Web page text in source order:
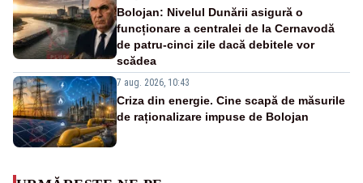
Bolojan: Nivelul Dunării asigură o
funcționare a centralei de la Cernavodă
de patru-cinci zile dacă debitele vor
scădea
7 aug. 2026, 10:43
Criza din energie. Cine scapă de măsurile
de raționalizare impuse de Bolojan